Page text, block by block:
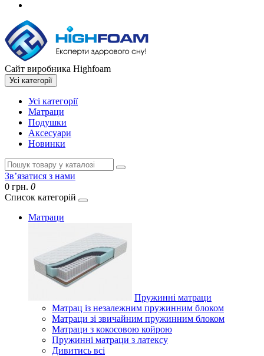
Сайт виробника Highfoam
Усі категорії
Усі категорії
Матраци
Подушки
Аксесуари
Новинки
Зв’язатися з нами
0 грн. 0
Список категорій
Матраци
Пружинні матраци
Матрац із незалежним пружинним блоком
Матраци зі звичайним пружинним блоком
Матраци з кокосовою койрою
Пружинні матраци з латексу
Дивитись всі